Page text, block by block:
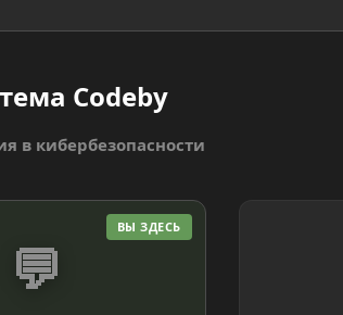
Codeby
в кибербезопасности
ВЫ ЗДЕСЬ
💬